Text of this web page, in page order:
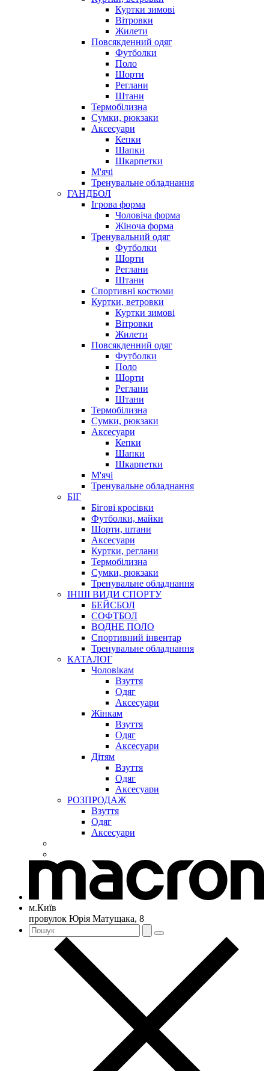
Куртки зимові
Вітровки
Жилети
Повсякденний одяг
Футболки
Поло
Шорти
Реглани
Штани
Термобілизна
Сумки, рюкзаки
Аксесуари
Кепки
Шапки
Шкарпетки
М'ячі
Тренувальне обладнання
ГАНДБОЛ
Ігрова форма
Чоловіча форма
Жіноча форма
Тренувальний одяг
Футболки
Шорти
Реглани
Штани
Спортивні костюми
Куртки, ветровки
Куртки зимові
Вітровки
Жилети
Повсякденний одяг
Футболки
Поло
Шорти
Реглани
Штани
Термобілизна
Сумки, рюкзаки
Аксесуари
Кепки
Шапки
Шкарпетки
М'ячі
Тренувальне обладнання
БІГ
Бігові кросівки
Футболки, майки
Шорти, штани
Аксесуари
Куртки, реглани
Термобілизна
Сумки, рюкзаки
Тренувальне обладнання
ІНШІ ВИДИ СПОРТУ
БЕЙСБОЛ
СОФТБОЛ
ВОДНЕ ПОЛО
Спортивний інвентар
Тренувальне обладнання
КАТАЛОГ
Чоловікам
Взуття
Одяг
Аксесуари
Жінкам
Взуття
Одяг
Аксесуари
Дітям
Взуття
Одяг
Аксесуари
РОЗПРОДАЖ
Взуття
Одяг
Аксесуари
м.Київ
провулок Юрія Матущака, 8